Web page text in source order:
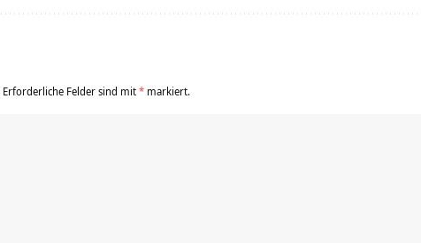
Erforderliche Felder sind mit* markiert.